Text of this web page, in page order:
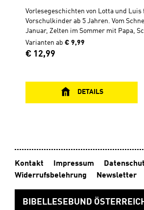
Vorlesegeschichten von Lotta und Luis
Vorschulkinder ab 5 Jahren. Vom
Januar, Zelten im Sommer mit Papa,
den Sommerferien, bis hin zu
Advent. Die Zwillinge erleben ein ganz
spannendes Jahr! 45
--------------- Zu diesem Buch gibt es
Antolin.Antolin ist ein Online-Portal
Varianten ab € 9,99
Regulärer Preis:
€ 12,99
DETAILS
Kontakt Impressum
Widerrufsbelehrung
Newsletter
BIBELLESEBUND